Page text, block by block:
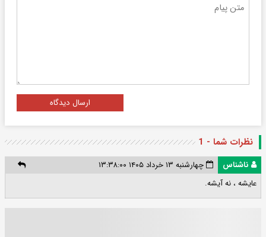
ارسال دیدگاه
نظرات شما - 1
ناشناس
چهارشنبه ۱۳ خرداد ۱۴۰۵ ۱۳:۳۸:۰۰
عایشه ، نه آیشه.